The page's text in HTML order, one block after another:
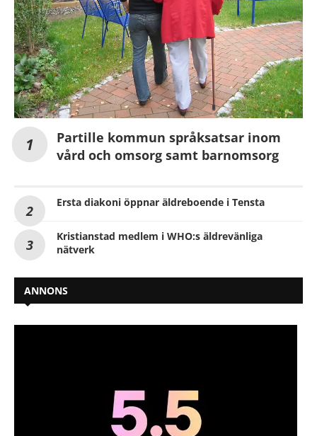
Partille kommun språksatsar inom
vård och omsorg samt barnomsorg
Ersta diakoni öppnar äldreboende i Tensta
Kristianstad medlem i WHO:s äldrevänliga
nätverk
ANNONS